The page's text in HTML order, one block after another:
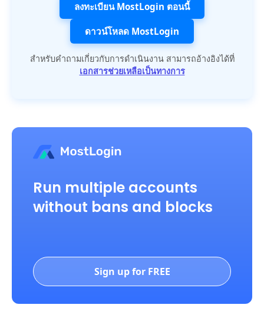
ลงทะเบียน MostLogin ตอนนี้
ดาวน์โหลด MostLogin
สำหรับคำถามเกี่ยวกับการดำเนินงาน สามารถอ้างอิงได้ที่
เอกสารช่วยเหลือเป็นทางการ
Run multiple accounts
without bans and blocks
Sign up for FREE